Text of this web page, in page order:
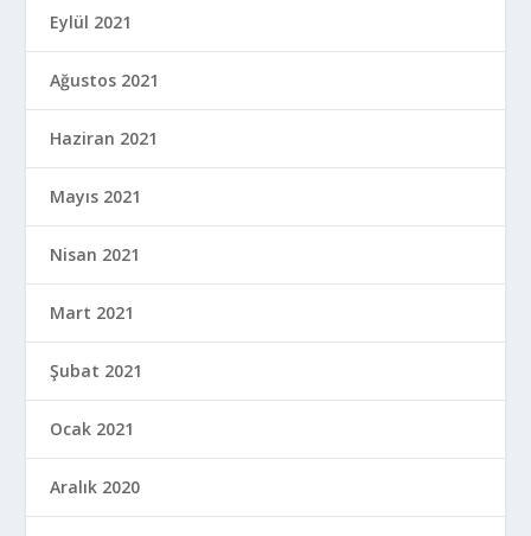
Eylül 2021
Ağustos 2021
Haziran 2021
Mayıs 2021
Nisan 2021
Mart 2021
Şubat 2021
Ocak 2021
Aralık 2020